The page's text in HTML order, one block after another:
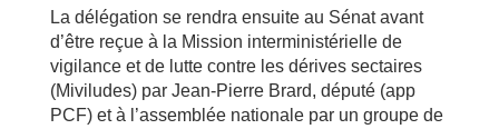
La délégation se rendra ensuite au Sénat avant
d’être reçue à la Mission interministérielle de
vigilance et de lutte contre les dérives sectaires
(Miviludes) par Jean-Pierre Brard, député (app
PCF) et à l’assemblée nationale par un groupe de